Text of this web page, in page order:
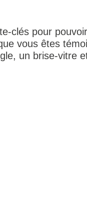
clés pour
vous êtes
un brise-vitre